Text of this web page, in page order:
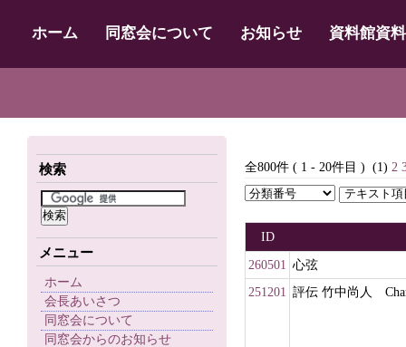
ホーム 同窓会について お知らせ 資料館資
検索
メニュー
ホーム
会長あいさつ
同窓会について
同窓会からのお知らせ
全800件 ( 1 - 20件目 ) (1) 2
ID
260501 心弦
251201 評伝 竹中尚人